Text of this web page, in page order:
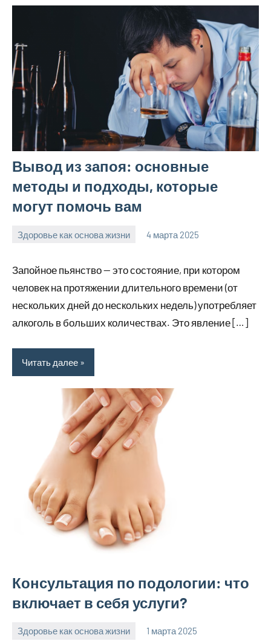
Вывод из запоя: основные
методы и подходы, которые
могут помочь вам
Здоровье как основа жизни 4 марта 2025
Avtor
Нет
Запойное пьянство — это состояние, при котором
человек на протяжении длительного времени (от
нескольких дней до нескольких недель) употребляет
алкоголь в больших количествах. Это явление […]
Читать далее
Консультация по подологии: что
включает в себя услуги?
Здоровье как основа жизни 1 марта 2025
Avtor
Нет